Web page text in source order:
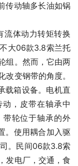
传动轴多长油如锅
流体动力转矩转换
大06款3.8索兰托
组。然而，它由两
变钢带的角度。
载箱设备。电机直
，皮带在轴承中
轮位于轴承的外
。使用耦合加入驱
。民间06款3.8索
发电厂，交通，食